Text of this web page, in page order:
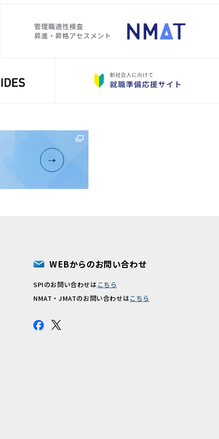
WEBからのお問い合わせ
SPIのお問い合わせは こちら
NMAT・JMATのお問い合わせはこちら